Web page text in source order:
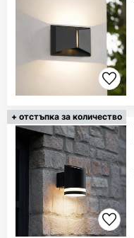
+ отстъпка за количество